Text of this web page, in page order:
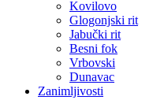
Kovilovo
Glogonjski rit
Jabučki rit
Besni fok
Vrbovski
Dunavac
Zanimljivosti